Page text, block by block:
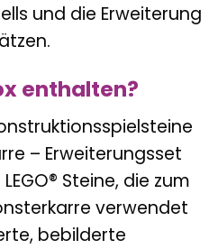
und die Erweiterung
enthalten?
– Erweiterungsset
Steine, die zum
verwendet
bebilderte